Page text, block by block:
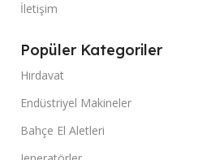
İletişim
Popüler Kategoriler
Hırdavat
Endüstriyel Makineler
Bahçe El Aletleri